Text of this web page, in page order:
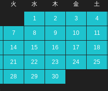
火 水 木 金 土
1 2 3 4
7 8 9 10 11
14 15 16 17 18
21 22 23 24 25
28 29 30